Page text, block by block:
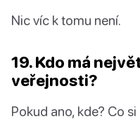
Nic víc k tomu není.
19. Kdo má
veřejnosti?
Pokud ano, kde? Co